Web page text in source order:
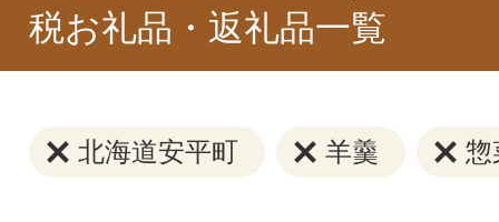
税お礼品・返礼品一覧
北海道安平町 羊羹 惣